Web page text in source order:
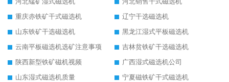
重庆赤铁矿干式磁选机
辽宁干选磁选机
山东铁矿干选磁选机
黑龙江湿式平板磁选机
云南平板磁选机选矿注意事项
吉林贫铁矿干选磁选机
陕西新型铁矿磁机视频
广西湿式磁选机公司
山东湿式磁选机质量
宁夏磁铁矿干式磁选机